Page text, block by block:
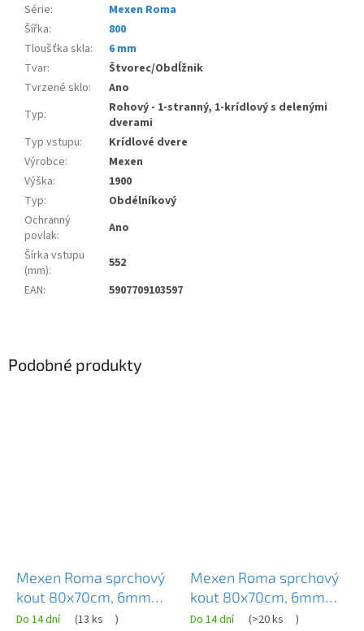
Série:
Mexen Roma
Šířka:
800
Tloušťka skla:
6 mm
Tvar:
Štvorec/Obdĺžnik
Tvrzené sklo:
Ano
Typ:
Rohový - 1-stranný, 1-krídlový s delenými
dverami
Typ vstupu:
Krídlové dvere
Výrobce:
Mexen
Výška:
1900
Typ:
Obdélníkový
Ochranný
povlak:
Ano
Šírka vstupu
(mm):
552
EAN: 5907709103597
Podobné produkty
Mexen Roma sprchový
kout 80x70cm, 6mm
sklo, chromový profil-
Do 14 dní (13 ks )
Mexen Roma sprchový
kout 80x70cm, 6mm
sklo, chromový profil-
Do 14 dní (>20 ks )